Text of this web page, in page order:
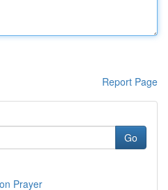
Report Page
Go
Prayer